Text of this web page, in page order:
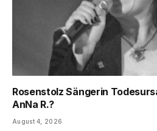
Rosenstolz Sängerin
AnNa R.?
August 4, 2026